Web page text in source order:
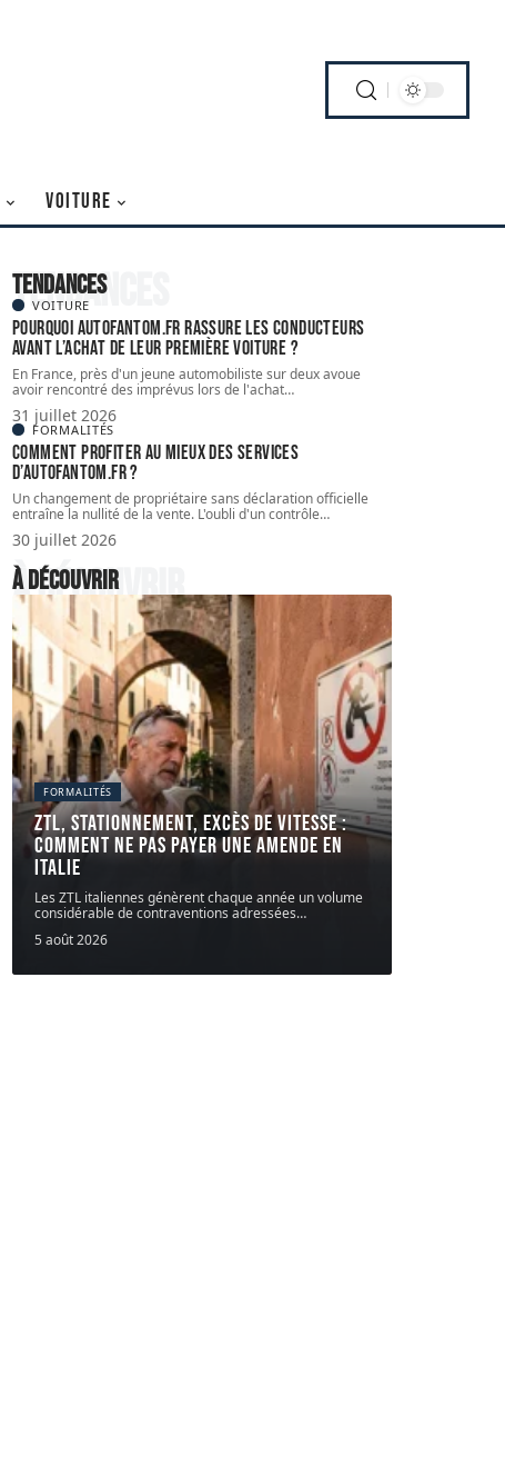
VOITURE
Tendances
Tendances
VOITURE
Pourquoi autofantom.fr rassure les conducteurs
avant l’achat de leur première voiture ?
En France, près d'un jeune automobiliste sur deux avoue
avoir rencontré des imprévus lors de l'achat…
31 juillet 2026
FORMALITÉS
Comment profiter au mieux des services
d’autofantom.fr ?
Un changement de propriétaire sans déclaration officielle
entraîne la nullité de la vente. L'oubli d'un contrôle…
30 juillet 2026
À découvrir
À découvrir
FORMALITÉS
ZTL, stationnement, excès de vitesse :
comment ne pas payer une AMENDE en
Italie
Les ZTL italiennes génèrent chaque année un volume
considérable de contraventions adressées…
5 août 2026